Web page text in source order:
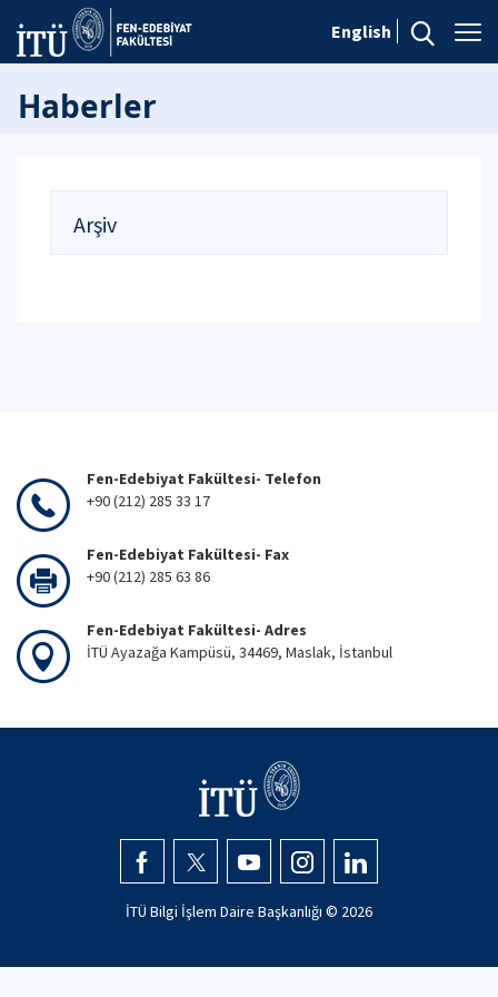
English
Haberler
Arşiv
Fen-Edebiyat Fakültesi- Telefon
+90 (212) 285 33 17
Fen-Edebiyat Fakültesi- Fax
+90 (212) 285 63 86
Fen-Edebiyat Fakültesi- Adres
İTÜ Ayazağa Kampüsü, 34469, Maslak, İstanbul
İTÜ Bilgi İşlem Daire Başkanlığı © 2026